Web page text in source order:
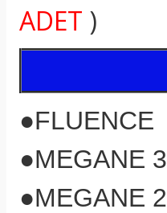
ADET )
●FLUENCE
●MEGANE 3
●MEGANE 2